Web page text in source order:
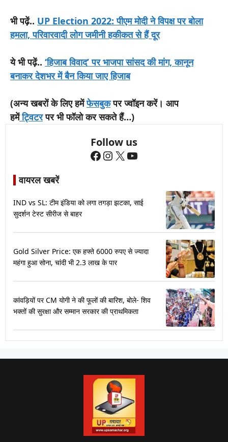
भी पढ़ें.. UP Election 2022: पीएम मोदी ने विपक्ष पर बोला
हमला, परिवारवादी लोग जमीनी हकीकत से हैं दूर
ये भी पढ़ें.. ‘हिजाब विवाद’ पर भाजपा सांसद की मांग, कानून
बनाकर देशभर में बैन किया जाए हिजाब
(अन्य खबरों के लिए हमेंफेसबुकपर ज्वॉइन करें। आप
हमेंट्विटरपर भी फॉलो कर सकते हैं…)
Follow us
Facebook
Instagram
X YouTube
वायरल खबरें
IND vs SL: टीम इंडिया को लगा तगड़ा झटका, साई
सुदर्शन टेस्ट सीरीज से बाहर
Gold Silver Price: एक हफ्ते 6000 रुपए से ज्यादा
महंगा हुआ सोना, चांदी भी 2.3 लाख के पार
कांवड़ियों पर CM योगी ने की फूलों की बारिश, बोले- शिव
भक्तों की सुरक्षा और सम्मान सरकार की प्राथमिकता